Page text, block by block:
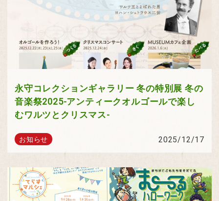
永守コレクションギャラリー 冬の特別展 冬の
音楽祭2025-アンティークオルゴールで楽し
むワルツとクリスマス-
お知らせ 2025/12/17